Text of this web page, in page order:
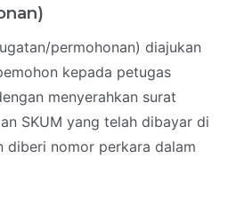
permohonan) diajukan
kepada petugas
menyerahkan surat
SKUM yang telah dibayar di
diberi nomor perkara dalam